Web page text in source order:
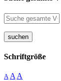
suchen
Schriftgröße
A A A